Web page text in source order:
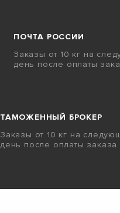
ПОЧТА РОССИИ
Заказы от 10 кг на
день после оплаты
ТАМОЖЕННЫЙ БРОКЕР
Заказы от 10 кг на
день после оплаты заказа.